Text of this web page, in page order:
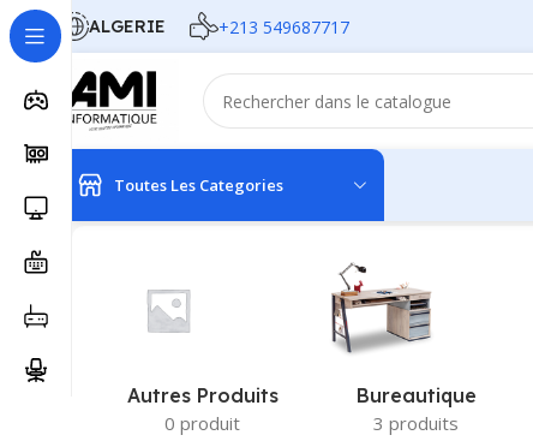
ALGERIE +213 549687717
Toutes Les Categories
Autres Produits
0 produit
Bureautique
3 produits